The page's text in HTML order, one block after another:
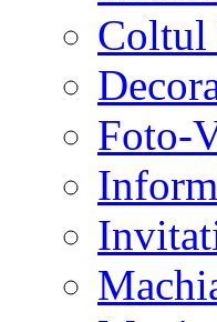
Coltul
Foto-